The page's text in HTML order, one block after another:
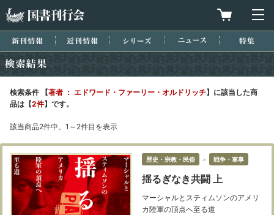
買物カゴを
新刊情報 近刊情報 シリーズ ニュース
検索条件 【著者 ： エドワード・ファーリー・オルドリッチ】に該当した商
品は【2件】です。
該当商品2件中、1～2件目を表示
歴史・宗教・民俗 ＞ 戦争・軍事
揺るぎなき共闘 上
マーシャルとスティムソンのアメリ
カ陸軍の頂点へ至る道